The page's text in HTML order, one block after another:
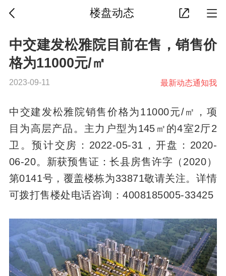
楼盘动态
中交建发松雅院目前在售，销售价
格为11000元/㎡
2023-09-11 最新动态通知我
中交建发松雅院销售价格为11000元/㎡，项
目为高层产品。主力户型为145㎡的4室2厅2
卫。预计交房：2022-05-31，开盘：2020-
06-20。新获预售证：长县房售许字（2020）
第0141号，覆盖楼栋为33871敬请关注。详情
可拨打售楼处电话咨询：4008185005-33425